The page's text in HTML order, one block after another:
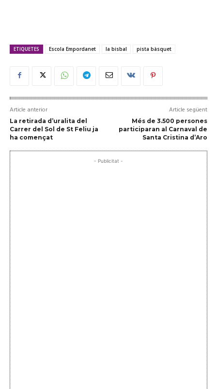
ETIQUETES Escola Empordanet la bisbal pista bàsquet
Article anterior
La retirada d’uralita del
Carrer del Sol de St Feliu ja
ha començat
Article següent
Més de 3.500 persones
participaran al Carnaval de
Santa Cristina d’Aro
- Publicitat -